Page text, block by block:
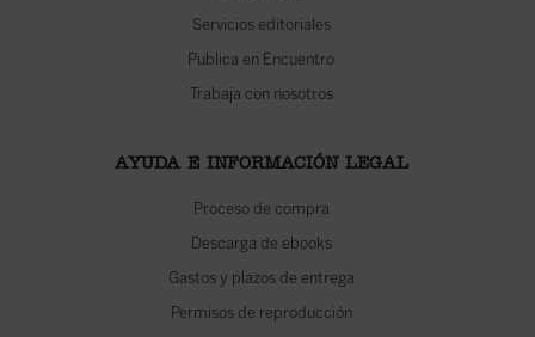
Servicios editoriales
Publica en Encuentro
Trabaja con nosotros
AYUDA E INFORMACIÓN LEGAL
Proceso de compra
Descarga de ebooks
Gastos y plazos de entrega
Permisos de reproducción